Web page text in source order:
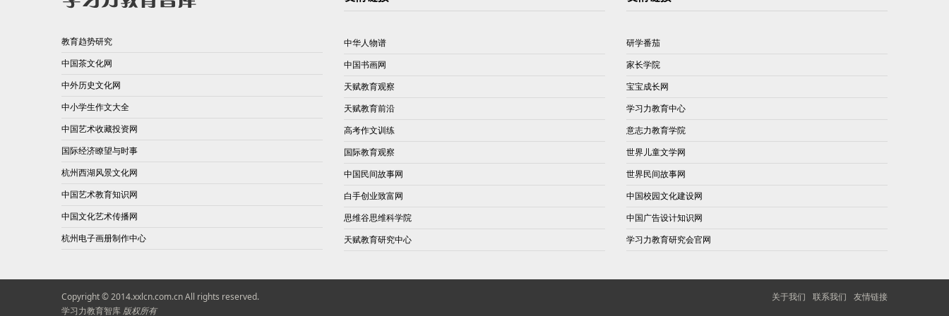
教育趋势研究
中国茶文化网
中外历史文化网
中小学生作文大全
中国艺术收藏投资网
国际经济瞭望与时事
杭州西湖风景文化网
中国艺术教育知识网
中国文化艺术传播网
杭州电子画册制作中心
中华人物谱
中国书画网
天赋教育观察
天赋教育前沿
高考作文训练
国际教育观察
中国民间故事网
白手创业致富网
思维谷思维科学院
天赋教育研究中心
研学番茄
家长学院
宝宝成长网
学习力教育中心
意志力教育学院
世界儿童文学网
世界民间故事网
中国校园文化建设网
中国广告设计知识网
学习力教育研究会官网
Copyright © 2014.xxlcn.com.cn All rights reserved.
学习力教育智库 版权所有
关于我们 联系我们 友情链接